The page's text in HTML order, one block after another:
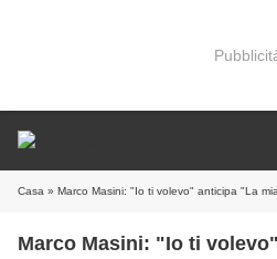
Casa » Marco Masini: "Io ti volevo" anticipa "La
Marco Masini: "Io ti